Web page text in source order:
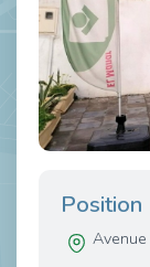
Position